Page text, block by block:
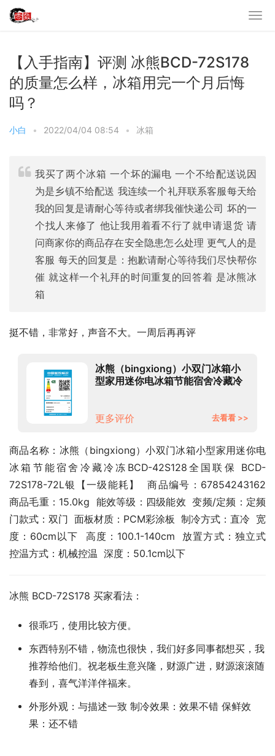
【入手指南】评测 冰熊BCD-72S178
的质量怎么样，冰箱用完一个月后悔
吗？
小白 • 2022/04/04 08:54 • 冰箱
我买了两个冰箱 一个坏的漏电 一个不给配送说因
为是乡镇不给配送 我连续一个礼拜联系客服每天给
我的回复是请耐心等待或者绑我催快递公司 坏的一
个找人来修了 他让我用着看不行了就申请退货 请
问商家你的商品存在安全隐患怎么处理 更气人的是
客服 每天的回复是：抱歉请耐心等待我们尽快帮你
催 就这样一个礼拜的时间重复的回答着 是冰熊冰
箱
挺不错，非常好，声音不大。一周后再再评
冰熊（bingxiong）小双门冰箱小
型家用迷你电冰箱节能宿舍冷藏冷
更多评价
去看看 >>
商品名称：冰熊（bingxiong）小双门冰箱小型家用迷你电
冰箱节能宿舍冷藏冷冻BCD-42S128全国联保 BCD-
72S178-72L银【一级能耗】  商品编号：67854243162
商品毛重：15.0kg  能效等级：四级能效  变频/定频：定频
门款式：双门  面板材质：PCM彩涂板  制冷方式：直冷  宽
度：60cm以下  高度：100.1-140cm  放置方式：独立式
控温方式：机械控温  深度：50.1cm以下
冰熊 BCD-72S178 买家看法：
很乖巧，使用比较方便。
东西特别不错，物流也很快，我们好多同事都想买，我
推荐给他们。祝老板生意兴隆，财源广进，财源滚滚随
春到，喜气洋洋伴福来。
外形外观：与描述一致 制冷效果：效果不错 保鲜效
果：还不错